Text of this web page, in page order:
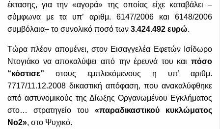
έκτασης, για την «αγορά» της οποίας είχε καταβάλει –
σύμφωνα με τα υπ’ αριθμ. 6147/2006 και 6148/2006
συμβόλαια– το συνολικό ποσό των 3.424.492 ευρώ.
Τώρα πλέον απομένει, στον Εισαγγελέα Εφετών Ισίδωρο
Ντογιάκο να αποκαλύψει από την έρευνά του και πόσο
“κόστισε” στους εμπλεκόμενους η υπ’ αριθμ.
7717/11.12.2008 δικαστική απόφαση, που ανακαλύφθηκε
από αστυνομικούς της Δίωξης Οργανωμένου Εγκλήματος
στο… στρατηγείο του «παραδικαστικού κυκλώματος
Νο2», στο Ψυχικό.